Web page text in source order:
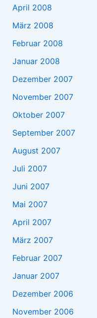
April 2008
März 2008
Februar 2008
Januar 2008
Dezember 2007
November 2007
Oktober 2007
September 2007
August 2007
Juli 2007
Juni 2007
Mai 2007
April 2007
März 2007
Februar 2007
Januar 2007
Dezember 2006
November 2006